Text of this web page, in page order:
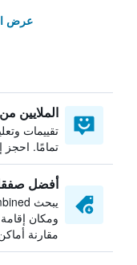
عرض
الملايين
تقييمات
تمامًا. احجز
أفضل
ومكان
مقارنة